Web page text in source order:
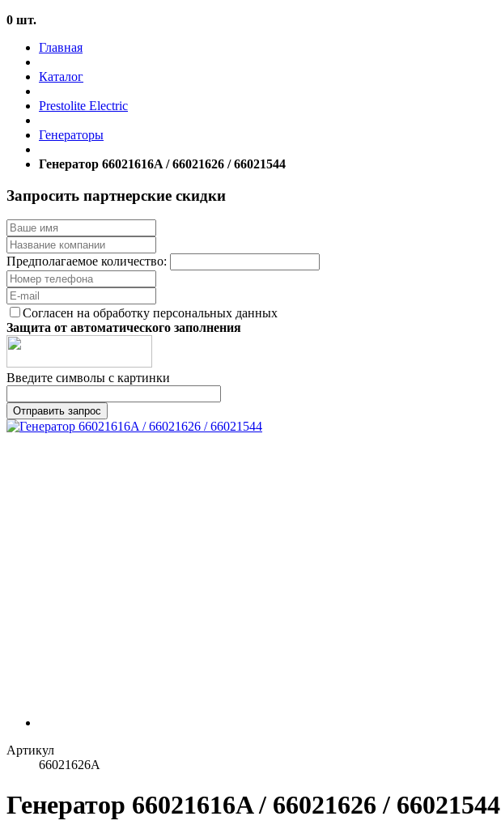
0 шт.
Главная
Каталог
Prestolite Electric
Генераторы
Генератор 66021616A / 66021626 / 66021544
Запросить партнерские скидки
Предполагаемое количество:
Согласен на обработку персональных данных
Защита от автоматического заполнения
Введите символы с картинки
Артикул
66021626A
Генератор 66021616A / 66021626 / 66021544